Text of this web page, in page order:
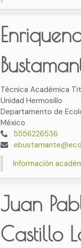
Técnica Académica
Unidad Hermosillo
Departamento de
México
5556226536
Información
Juan
Castillo